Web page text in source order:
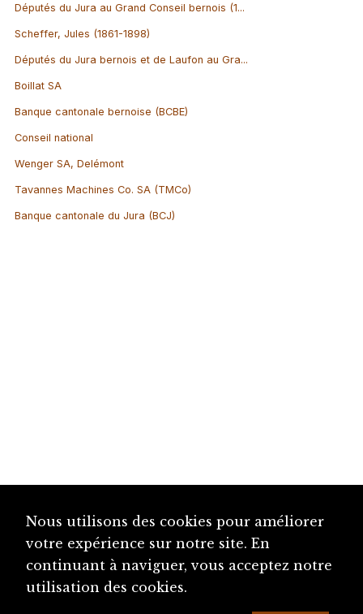
Députés du Jura au Grand Conseil bernois (1...
Scheffer, Jules (1861-1898)
Députés du Jura bernois et de Laufon au Gra...
Boillat SA
Banque cantonale bernoise (BCBE)
Conseil national
Wenger SA, Delémont
Tavannes Machines Co. SA (TMCo)
Banque cantonale du Jura (BCJ)
Nous utilisons des cookies pour améliorer
votre expérience sur notre site. En
continuant à naviguer, vous acceptez notre
utilisation des cookies.